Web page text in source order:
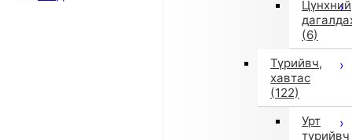
Цүнхний
(6)
Түрийвч,
хавтас
(122)
Урт
түрийвч